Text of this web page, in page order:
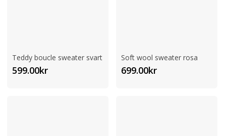
Teddy boucle sweater svart
599.00kr
Soft wool sweater rosa
699.00kr